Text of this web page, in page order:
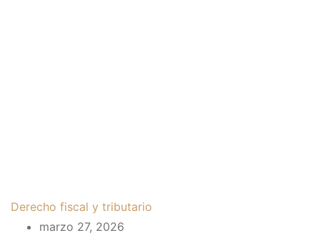
Derecho fiscal y tributario
marzo 27, 2026